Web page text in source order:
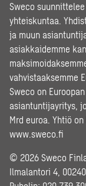
Sweco
yhteiskuntaa.
ja muun
asiakkaidemme
vahvistaaksemme
Sweco on
asiantuntijayritys,
Mrd euroa. Yhtiö
www.sweco.fi
© 2026 Sweco
Ilmalantori 4,